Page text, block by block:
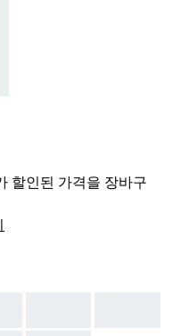
할인된 가격을 장바구